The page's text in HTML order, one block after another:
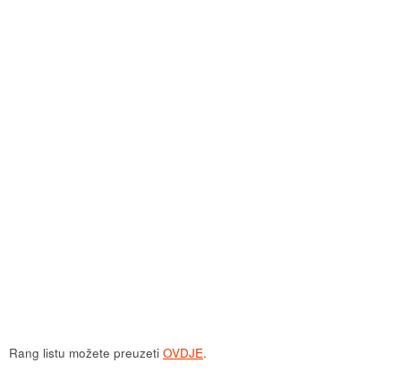
Rang listu možete preuzeti OVDJE.